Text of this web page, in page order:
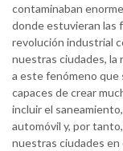
contaminaban
donde estuvieran las
revolución industrial
nuestras ciudades, la
a este fenómeno que
capaces de crear
incluir el
automóvil y, por
nuestras ciudades